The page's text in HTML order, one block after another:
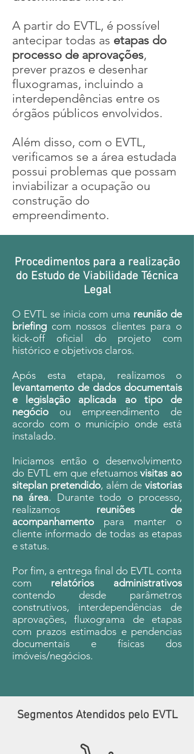
A partir do EVTL, é possível
antecipar todas as etapas do
processo de aprovações,
prever prazos e desenhar
fluxogramas, incluindo a
interdependências entre os
órgãos públicos envolvidos.
Além disso, com o EVTL,
verificamos se a área estudada
possui problemas que possam
inviabilizar a ocupação ou
construção do
empreendimento​.
Procedimentos para a realização
do Estudo de Viabilidade Técnica
Legal
O EVTL se inicia com uma reunião de
briefing com nossos clientes para o
kick-off oficial do projeto com
histórico e objetivos claros.
Após esta etapa, realizamos o
levantamento de dados documentais
e legislação aplicada ao tipo de
negócio ou empreendimento de
acordo com o município onde está
instalado.
Iniciamos então o desenvolvimento
do EVTL em que efetuamosvisitas ao
siteplan pretendido, além de vistorias
na área. Durante todo o processo,
realizamos reuniões de
acompanhamento para manter o
cliente informado de todas as etapas
e status.
Por fim, a entrega final do EVTL conta
com relatórios administrativos
contendo desde parâmetros
construtivos, interdependências de
aprovações, fluxograma de etapas
com prazos estimados e pendencias
documentais e físicas dos
imóveis/negócios.
Segmentos Atendidos pelo EVTL